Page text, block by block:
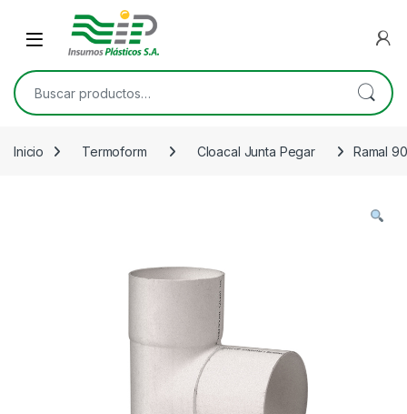
Open
Buscar por:
Inicio Termoform Cloacal Junta Pegar Ramal